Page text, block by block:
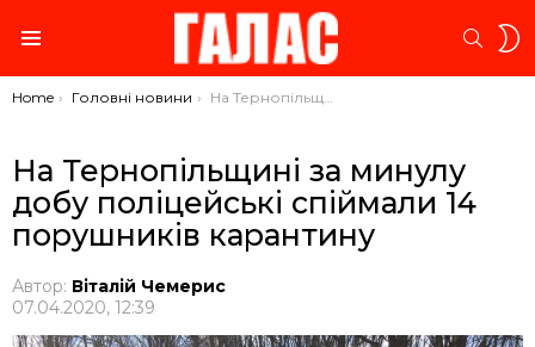
You are here:
Home Головні новини На Тернопільщині за минулу добу поліцейські спіймали 14 порушників карантину
На Тернопільщині за минулу
добу поліцейські спіймали 14
порушників карантину
Автор: Віталій Чемерис
07.04.2020, 12:39